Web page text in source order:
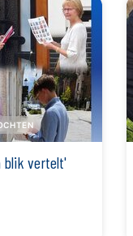
blik vertelt'